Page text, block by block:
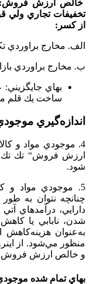
خالص‌ ارزش‌ فروش‌‌:
تخفيفات‌ تجاري‌ ولي‌
از كسر:
الف‌. مخارج‌ براوردي‌
ب‌. مخارج‌ براوردي‌
بهاي‌
ساخت‌ يك‌ قلم‌
اندازه‌گيري‌
4. موجودي‌ مواد و
ارزش‌ فروش‌“ تك‌ تك‌
شود.
5. موجودي‌ مواد و
چنانچه‌ نتوان‌ به‌
دارايي‌، درآمدهاي‌
شدن‌، نابابي‌ يا
به‌عنوان‌
منظور مي‌شود. از
و خالص‌ ارزش‌ فروش‌
بهاي‌ تمام‌ شده‌